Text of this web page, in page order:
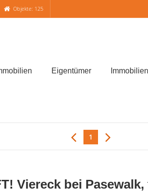
Objekte: 125
Eigentümer
1
Viereck bei